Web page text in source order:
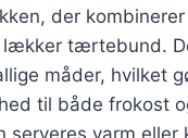
der
lækker tærtebund.
måder, hvilket
til både frokost